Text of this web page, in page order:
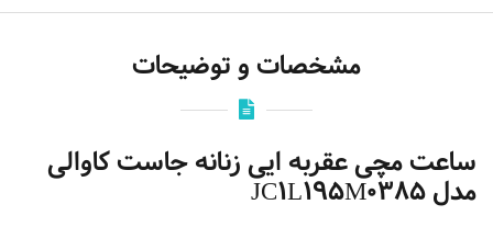
مشخصات و توضیحات
ساعت مچی عقربه ایی زنانه جاست کاوالی
مدل JC1L195M0385